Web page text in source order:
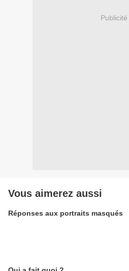
Publicité
Vous aimerez aussi
Réponses aux portraits masqués